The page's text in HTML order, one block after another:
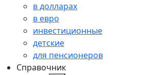
в долларах
в евро
инвестиционные
детские
для пенсионеров
Справочник